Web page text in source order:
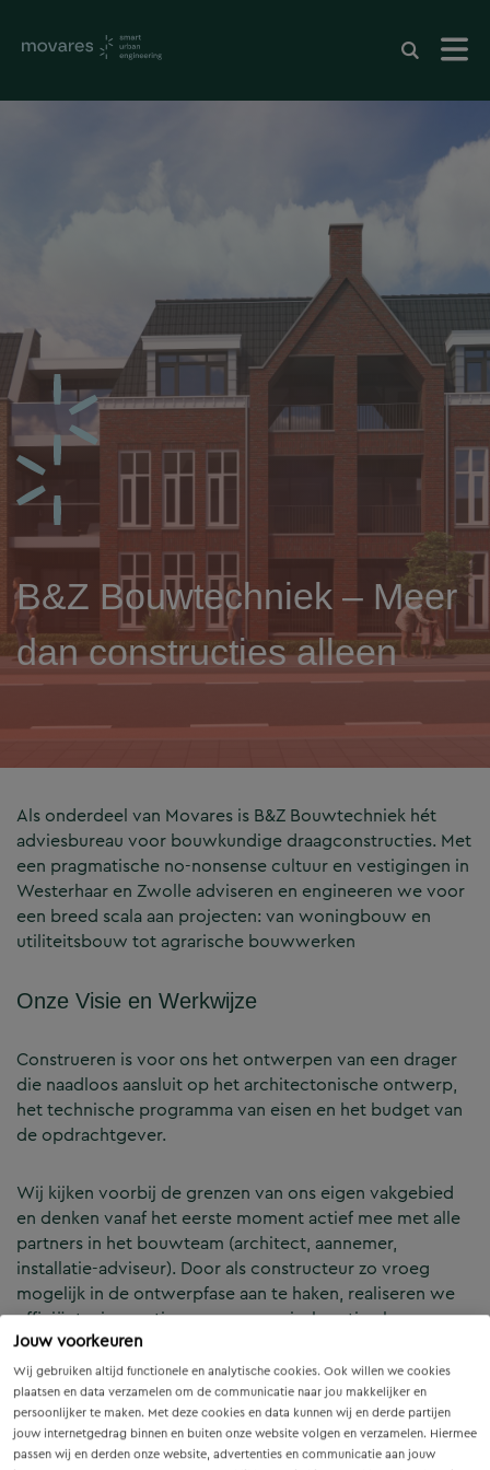
Jouw voorkeuren
Wij gebruiken altijd functionele en analytische cookies. Ook willen we cookies
plaatsen en data verzamelen om de communicatie naar jou makkelijker en
persoonlijker te maken. Met deze cookies en data kunnen wij en derde partijen
jouw internetgedrag binnen en buiten onze website volgen en verzamelen. Hiermee
passen wij en derden onze website, advertenties en communicatie aan jouw
B&Z Bouwtechniek – Meer
dan constructies alleen
Als onderdeel van Movares is B&Z Bouwtechniek hét
adviesbureau voor bouwkundige draagconstructies. Met
een pragmatische no-nonsense cultuur en vestigingen in
Westerhaar en Zwolle adviseren en engineeren we voor
een breed scala aan projecten: van woningbouw en
utiliteitsbouw tot agrarische bouwwerken
Onze Visie en Werkwijze
Construeren is voor ons het ontwerpen van een drager
die naadloos aansluit op het architectonische ontwerp,
het technische programma van eisen en het budget van
de opdrachtgever.
Wij kijken voorbij de grenzen van ons eigen vakgebied
en denken vanaf het eerste moment actief mee met alle
partners in het bouwteam (architect, aannemer,
installatie-adviseur). Door als constructeur zo vroeg
mogelijk in de ontwerpfase aan te haken, realiseren we
efficiënte, innovatieve en economisch optimale
constructies — voor zowel nieuwbouw als renovatie.
Onze Expertises en Activiteiten
B&Z Bouwtechniek verzorgt het volledige constructieve